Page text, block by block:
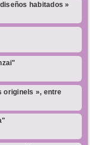
habitados »
originels », entre